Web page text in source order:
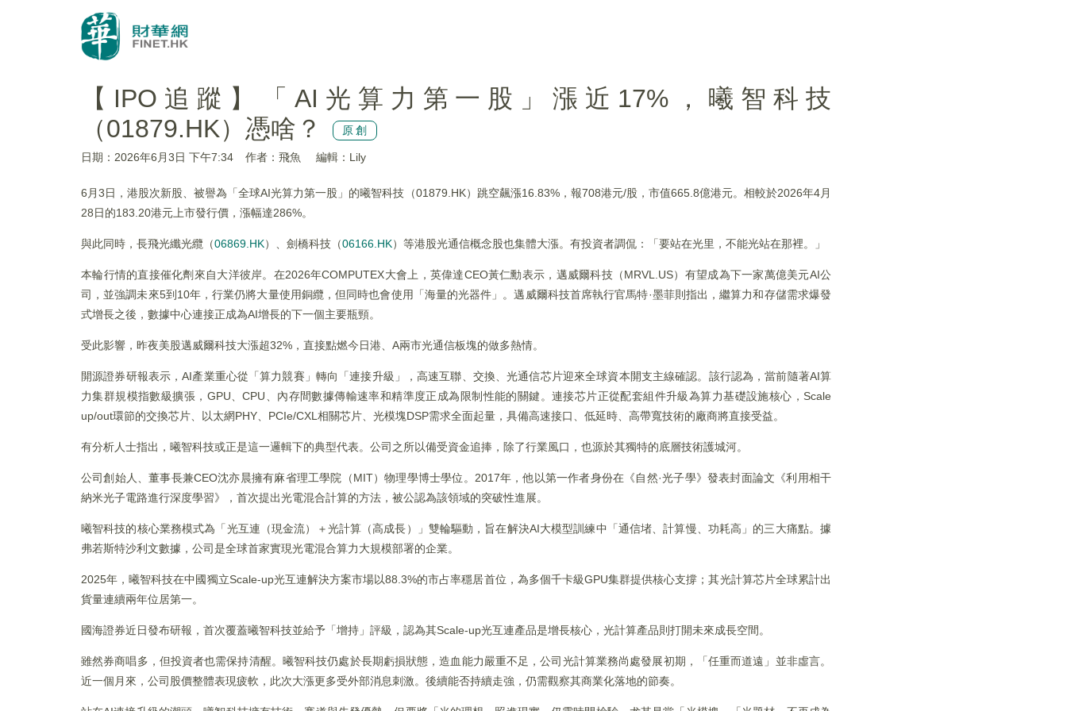
【IPO追蹤】「AI光算力第一股」漲近17%，曦智科技
（01879.HK）憑啥？
原創
日期：2026年6月3日 下午7:34 作者：飛魚 編輯：Lily
6月3日，港股次新股、被譽為「全球AI光算力第一股」的曦智科技（01879.HK）跳空飆漲16.83%，報708港元/股，市值665.8億港元。相較於2026年4月
28日的183.20港元上市發行價，漲幅達286%。
與此同時，長飛光纖光纜（06869.HK）、劍橋科技（06166.HK）等港股光通信概念股也集體大漲。有投資者調侃：「要站在光里，不能光站在那裡。」
本輪行情的直接催化劑來自大洋彼岸。在2026年COMPUTEX大會上，英偉達CEO黃仁勳表示，邁威爾科技（MRVL.US）有望成為下一家萬億美元AI公
司，並強調未來5到10年，行業仍將大量使用銅纜，但同時也會使用「海量的光器件」。邁威爾科技首席執行官馬特·墨菲則指出，繼算力和存儲需求爆發
式增長之後，數據中心連接正成為AI增長的下一個主要瓶頸。
受此影響，昨夜美股邁威爾科技大漲超32%，直接點燃今日港、A兩市光通信板塊的做多熱情。
開源證券研報表示，AI產業重心從「算力競賽」轉向「連接升級」，高速互聯、交換、光通信芯片迎來全球資本開支主線確認。該行認為，當前隨著AI算
力集群規模指數級擴張，GPU、CPU、內存間數據傳輸速率和精準度正成為限制性能的關鍵。連接芯片正從配套組件升級為算力基礎設施核心，Scale
up/out環節的交換芯片、以太網PHY、PCIe/CXL相關芯片、光模塊DSP需求全面起量，具備高速接口、低延時、高帶寬技術的廠商將直接受益。
有分析人士指出，曦智科技或正是這一邏輯下的典型代表。公司之所以備受資金追捧，除了行業風口，也源於其獨特的底層技術護城河。
公司創始人、董事長兼CEO沈亦晨擁有麻省理工學院（MIT）物理學博士學位。2017年，他以第一作者身份在《自然·光子學》發表封面論文《利用相干
納米光子電路進行深度學習》，首次提出光電混合計算的方法，被公認為該領域的突破性進展。
曦智科技的核心業務模式為「光互連（現金流）＋光計算（高成長）」雙輪驅動，旨在解決AI大模型訓練中「通信堵、計算慢、功耗高」的三大痛點。據
弗若斯特沙利文數據，公司是全球首家實現光電混合算力大規模部署的企業。
2025年，曦智科技在中國獨立Scale-up光互連解決方案市場以88.3%的市占率穩居首位，為多個千卡級GPU集群提供核心支撐；其光計算芯片全球累計出
貨量連續兩年位居第一。
國海證券近日發布研報，首次覆蓋曦智科技並給予「增持」評級，認為其Scale-up光互連產品是增長核心，光計算產品則打開未來成長空間。
雖然券商唱多，但投資者也需保持清醒。曦智科技仍處於長期虧損狀態，造血能力嚴重不足，公司光計算業務尚處發展初期，「任重而道遠」並非虛言。
近一個月來，公司股價整體表現疲軟，此次大漲更多受外部消息刺激。後續能否持續走強，仍需觀察其商業化落地的節奏。